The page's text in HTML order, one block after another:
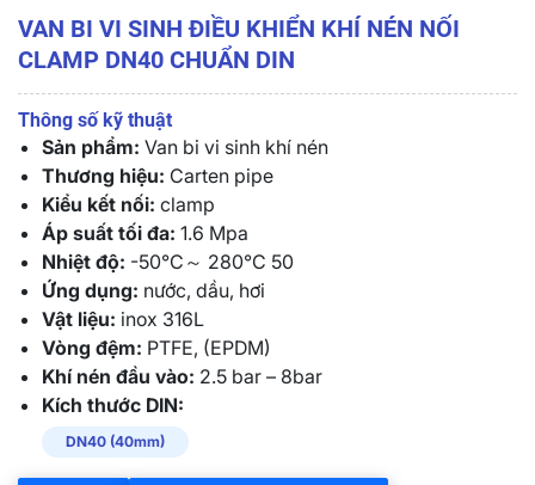
VAN BI VI SINH ĐIỀU KHIỂN KHÍ NÉN NỐI
CLAMP DN40 CHUẨN DIN
Thông số kỹ thuật
Sản phẩm: Van bi vi sinh khí nén
Thương hiệu: Carten pipe
Kiểu kết nối: clamp
Áp suất tối đa: 1.6 Mpa
Nhiệt độ: -50°C～ 280°C 50
Ứng dụng: nước, dầu, hơi
Vật liệu: inox 316L
Vòng đệm: PTFE, (EPDM)
Khí nén đầu vào: 2.5 bar – 8bar
Kích thước DIN:
DN40 (40mm)